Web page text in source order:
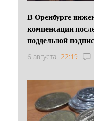
В Оренбурге
компенсации
поддельной
6 августа 22:19